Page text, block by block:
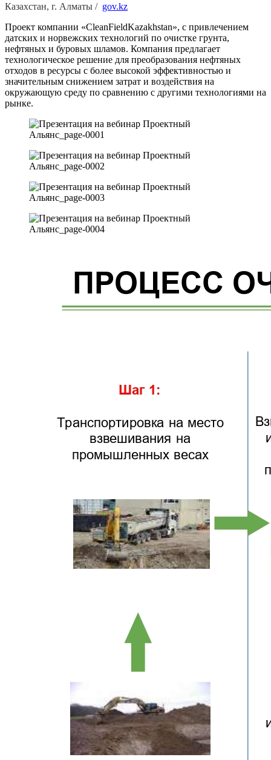
Казахстан, г. Алматы / gov.kz
Проект компании «CleanFieldKazakhstan», с привлечением
датских и норвежских технологий по очистке грунта,
нефтяных и буровых шламов. Компания предлагает
технологическое решение для преобразования нефтяных
отходов в ресурсы с более высокой эффективностью и
значительным снижением затрат и воздействия на
окружающую среду по сравнению с другими технологиями на
рынке.